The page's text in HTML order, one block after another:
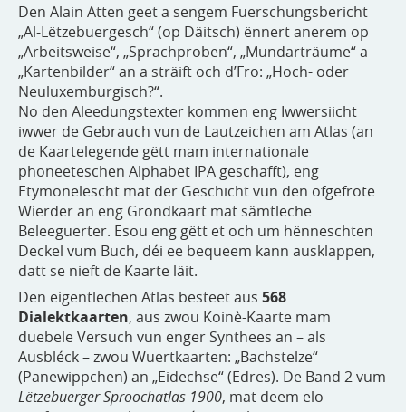
Den Alain Atten geet a sengem Fuerschungsbericht
„Al-Lëtzebuergesch“ (op Däitsch) ënnert anerem op
„Arbeitsweise“, „Sprachproben“, „Mundarträume“ a
„Kartenbilder“ an a sträift och d’Fro: „Hoch- oder
Neuluxemburgisch?“.
No den Aleedungstexter kommen eng Iwwersiicht
iwwer de Gebrauch vun de Lautzeichen am Atlas (an
de Kaartelegende gëtt mam internationale
phoneeteschen Alphabet IPA geschafft), eng
Etymonelëscht mat der Geschicht vun den ofgefrote
Wierder an eng Grondkaart mat sämtleche
Beleeguerter. Esou eng gëtt et och um hënneschten
Deckel vum Buch, déi ee bequeem kann ausklappen,
datt se nieft de Kaarte läit.
Den eigentlechen Atlas besteet aus 568
Dialektkaarten, aus zwou Koinè-Kaarte mam
duebele Versuch vun enger Synthees an – als
Ausbléck – zwou Wuertkaarten: „Bachstelze“
(Panewippchen) an „Eidechse“ (Edres). De Band 2 vum
Lëtzebuerger Sproochatlas 1900, mat deem elo